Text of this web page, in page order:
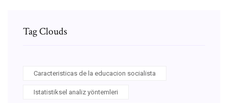
Tag Clouds
Caracteristicas de la educacion socialista
Istatistiksel analiz yöntemleri